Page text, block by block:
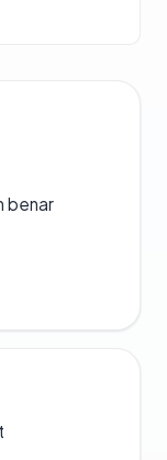
benar